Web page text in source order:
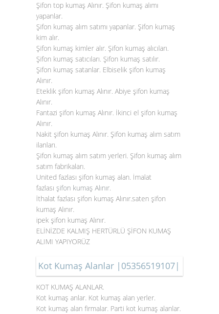
Şifon top kumaş Alınır. Şifon kumaş alımı
yapanlar.
Şifon kumaş alım satımı yapanlar. Şifon kumaş
kim alır.
Şifon kumaş kimler alır. Şifon kumaş alıcıları.
Şifon kumaş satıcıları. Şifon kumaş satılır.
Şifon kumaş satanlar. Elbiselik şifon kumaş
Alınır.
Eteklik şifon kumaş Alınır. Abiye şifon kumaş
Alınır.
Fantazi şifon kumaş Alınır. İkinci el şifon kumaş
Alınır.
Nakit şifon kumaş Alınır. Şifon kumaş alım satım
ilanları.
Şifon kumaş alım satım yerleri. Şifon kumaş alım
satım fabrikaları.
United fazlası şifon kumaş alan. İmalat
fazlası şifon kumaş Alınır.
İthalat fazlası şifon kumaş Alınır.saten şifon
kumaş Alınır.
ipek şifon kumaş Alınır.
ELİNİZDE KALMIŞ HERTÜRLÜ ŞİFON KUMAŞ
ALIMI YAPIYORÜZ
Kot Kumaş Alanlar |05356519107|
KOT KUMAŞ ALANLAR.
Kot kumaş anlar. Kot kumaş alan yerler.
Kot kumaş alan firmalar. Parti kot kumaş alanlar.